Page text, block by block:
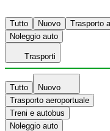
Tutto Nuovo Trasporto
Noleggio auto
Trasporti
Tutto
Nuovo
Trasporto aeroportuale
Treni e autobus
Noleggio auto